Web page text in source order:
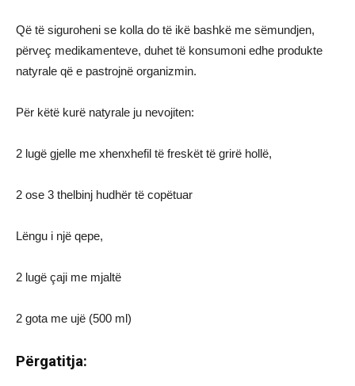
Që të siguroheni se kolla do të ikë bashkë me sëmundjen,
përveç medikamenteve, duhet të konsumoni edhe produkte
natyrale që e pastrojnë organizmin.
Për këtë kurë natyrale ju nevojiten:
2 lugë gjelle me xhenxhefil të freskët të grirë hollë,
2 ose 3 thelbinj hudhër të copëtuar
Lëngu i një qepe,
2 lugë çaji me mjaltë
2 gota me ujë (500 ml)
Përgatitja: